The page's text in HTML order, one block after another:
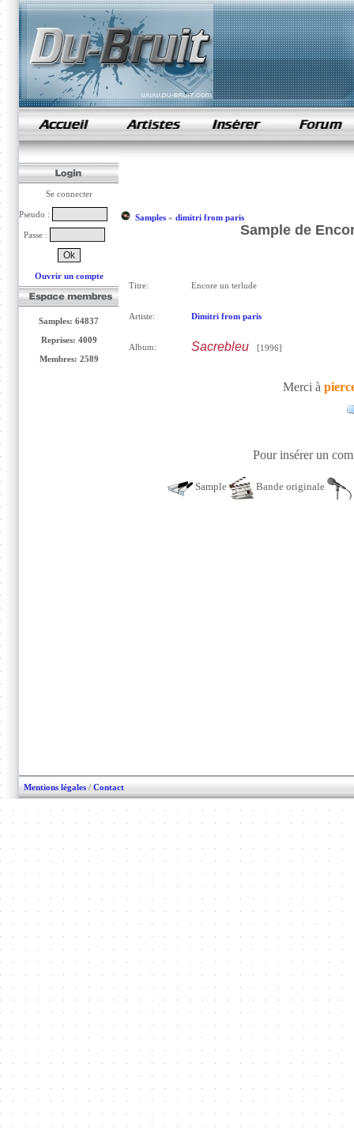
samples de rap
Se connecter
Pseudo :
Passe :
Ouvrir un compte
Samples: 64837
Reprises: 4009
Membres: 2589
Samples» dimitri from paris
Sample de
Titre: Encore un terlude
Artiste: Dimitri from paris
Album: Sacrebleu [1996]
Merci à
Pour insérer un
Sample Bande originale
Mentions légales / Contact